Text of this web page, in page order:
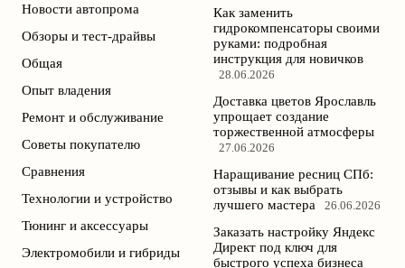
Новости автопрома
Обзоры и тест-драйвы
Общая
Опыт владения
Ремонт и обслуживание
Советы покупателю
Сравнения
Технологии и устройство
Тюнинг и аксессуары
Электромобили и гибриды
Как заменить
гидрокомпенсаторы своими
руками: подробная
инструкция для новичков
28.06.2026
Доставка цветов Ярославль
упрощает создание
торжественной атмосферы
27.06.2026
Наращивание ресниц СПб:
отзывы и как выбрать
лучшего мастера
26.06.2026
Заказать настройку Яндекс
Директ под ключ для
быстрого успеха бизнеса